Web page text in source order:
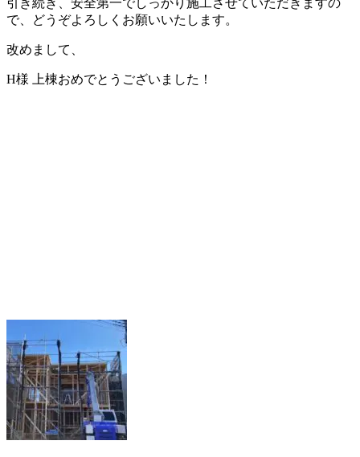
で、どうぞよろしくお願いいたします。
改めまして、
H様 上棟おめでとうございました！